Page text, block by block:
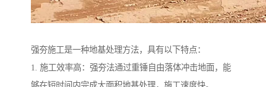
强夯施工是一种地基处理方法，具有以下特点：
1. 施工效率高：强夯法通过重锤自由落体冲击地面，能